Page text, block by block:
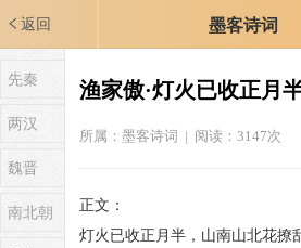
返回 墨客诗词
先秦
两汉
魏晋
南北朝
渔家傲·灯火已收正月
所属： 墨客诗词 | 阅读：3147次
正文：
灯火已收正月半，山南山北花撩